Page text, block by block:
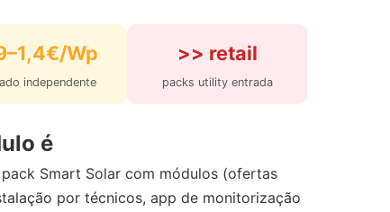
Wp
independente
>> retail
packs utility entrada
é
Smart Solar com módulos (ofertas
por técnicos, app de monitorização